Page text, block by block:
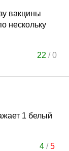
вакцины
нескольку
22 /0
1 белый
4/5